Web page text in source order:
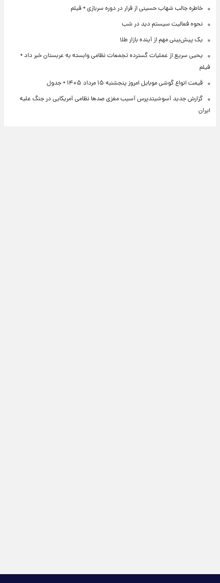
خاطره جالب شهاب حسینی از فرار در دوره سربازی + فیلم
نحوه فعالیت سیستم دید در شب
یک پیش‌بینی مهم از آینده بازار طلا
یحیی سریع از عملیات گسترده تجمعات نظامی وابسته به عربستان خبر داد +
فیلم
قیمت انواع گوشی موبایل امروز پنجشنبه ۱۵ مرداد ۱۴۰۵ + جدول
گزارش جدید آسوشیتدپرس آسیب مغزی صدها نظامی آمریکایی در جنگ علیه
ایران